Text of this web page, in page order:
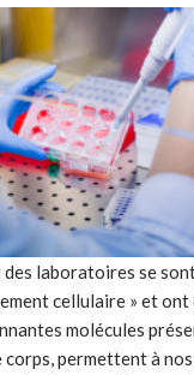
laboratoires se
cellulaire » et
molécules
permettent à